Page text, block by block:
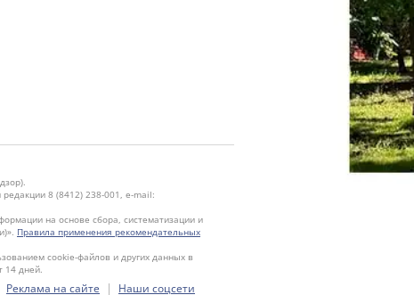
8 (8412) 238-001, e-mail:
на основе сбора, систематизации и
Правила применения рекомендательных
cookie-файлов и других данных в
14 дней.
Реклама на сайте | Наши соцсети